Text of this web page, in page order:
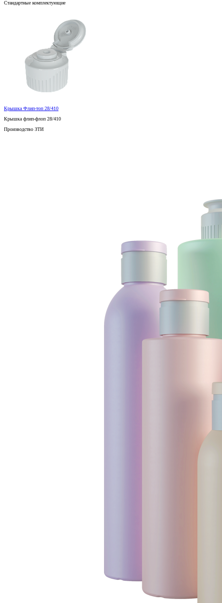
Стандартные комплектующие
Крышка Флип-топ 28/410
Крышка флип-флоп 28/410
Производство ЗТИ